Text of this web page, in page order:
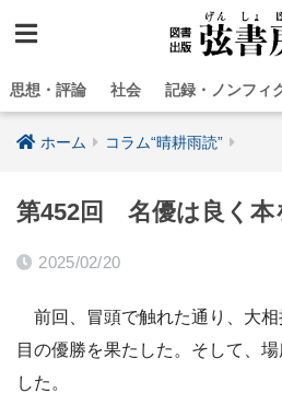
思想・評論 社会 記録・ノンフィ
ホーム コラム“晴耕雨読”
第452回 名優は良く本
2025/02/20
前回、冒頭で触れた通り、大
目の優勝を果たした。そして、
した。